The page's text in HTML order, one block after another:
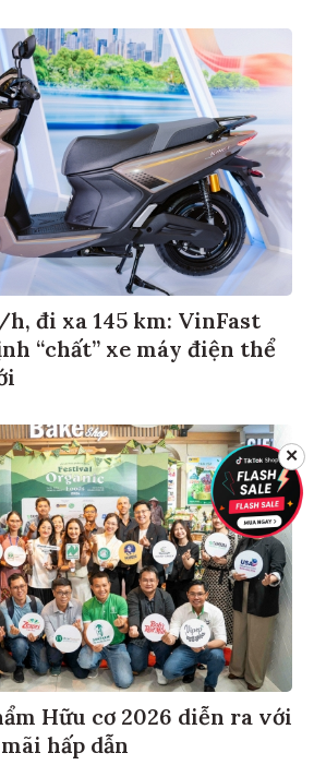
đi xa 145 km: VinFast
“chất” xe máy điện thể
Hữu cơ 2026 diễn ra với
hấp dẫn
✕